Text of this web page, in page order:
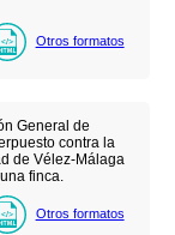
Otros formatos
General de
contra la
de Vélez-Málaga
finca.
Otros formatos